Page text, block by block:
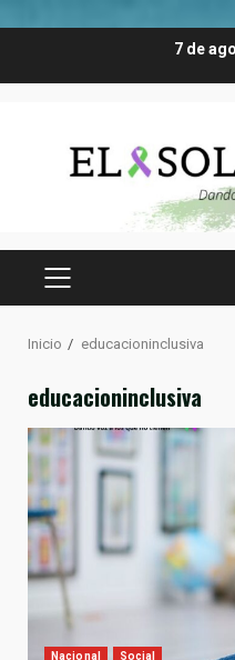
7 de
MENÚ
Inicio educacioninclusiva
educacioninclusiva
Nacional Social